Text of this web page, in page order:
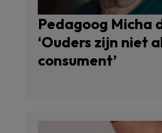
Pedagoog Micha
‘Ouders zijn niet
consument’